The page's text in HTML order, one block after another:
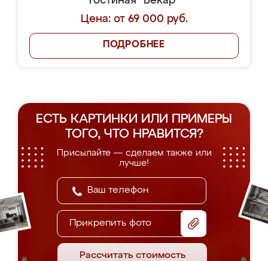
Цена: от 69 000 руб.
ПОДРОБНЕЕ
ЕСТЬ КАРТИНКИ ИЛИ ПРИМЕРЫ
ТОГО, ЧТО НРАВИТСЯ?
Присылайте — сделаем также или
лучше!
Прикрепить фото
Рассчитать стоимость